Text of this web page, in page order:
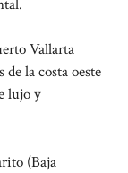
Vallarta
la costa oeste
lujo y
(Baja